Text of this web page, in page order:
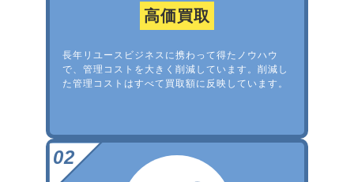
高価買取
長年リユースビジネスに携わって得たノウハウ
で、管理コストを大きく削減しています。削減し
た管理コストはすべて買取額に反映しています。